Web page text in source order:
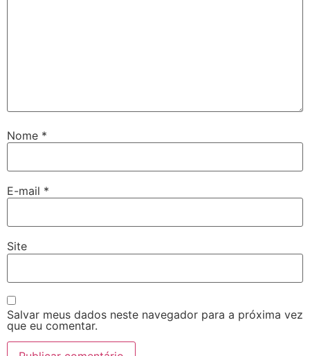
Nome *
E-mail *
Site
Salvar meus dados neste navegador para a próxima vez
que eu comentar.